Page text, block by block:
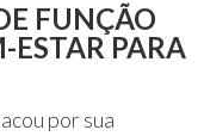
FUNÇÃO
ESTAR PARA
por sua